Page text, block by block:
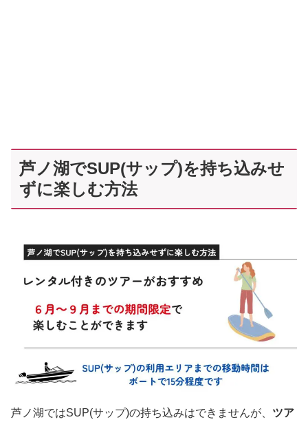
芦ノ湖でSUP(サップ)を持ち込みせ
ずに楽しむ方法
芦ノ湖ではSUP(サップ)の持ち込みはできませんが、 ツア